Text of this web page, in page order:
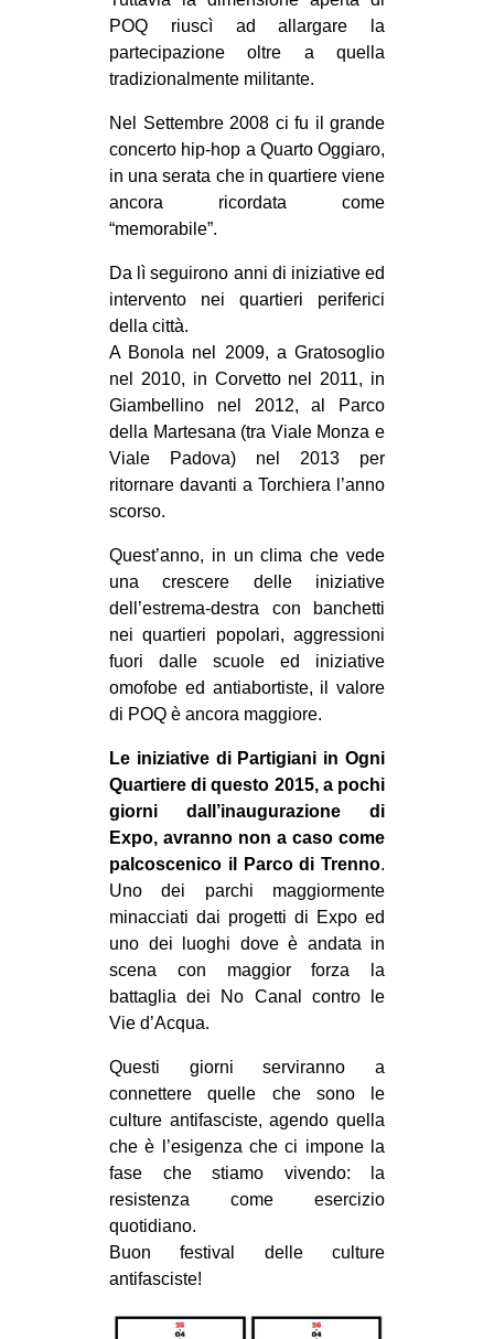
POQ riuscì ad allargare la
partecipazione oltre a quella
tradizionalmente militante.
Nel Settembre 2008 ci fu il grande
concerto hip-hop a Quarto Oggiaro,
in una serata che in quartiere viene
ancora ricordata come
“memorabile”.
Da lì seguirono anni di iniziative ed
intervento nei quartieri periferici
della città.
A Bonola nel 2009, a Gratosoglio
nel 2010, in Corvetto nel 2011, in
Giambellino nel 2012, al Parco
della Martesana (tra Viale Monza e
Viale Padova) nel 2013 per
ritornare davanti a Torchiera l’anno
scorso.
Quest’anno, in un clima che vede
una crescere delle iniziative
dell’estrema-destra con banchetti
nei quartieri popolari, aggressioni
fuori dalle scuole ed iniziative
omofobe ed antiabortiste, il valore
di POQ è ancora maggiore.
Le iniziative di Partigiani in Ogni
Quartiere di questo 2015, a pochi
giorni dall’inaugurazione di
Expo, avranno non a caso come
palcoscenico il Parco di Trenno.
Uno dei parchi maggiormente
minacciati dai progetti di Expo ed
uno dei luoghi dove è andata in
scena con maggior forza la
battaglia dei No Canal contro le
Vie d’Acqua.
Questi giorni serviranno a
connettere quelle che sono le
culture antifasciste, agendo quella
che è l’esigenza che ci impone la
fase che stiamo vivendo: la
resistenza come esercizio
quotidiano.
Buon festival delle culture
antifasciste!